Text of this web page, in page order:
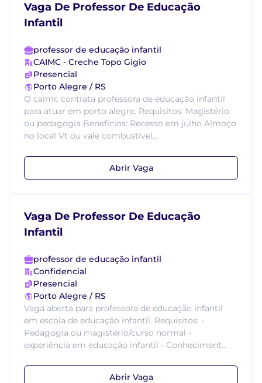
Vaga De Professor De Educação
Infantil
professor de educação infantil
CAIMC - Creche Topo Gigio
Presencial
Porto Alegre / RS
O caimc contrata professora de educação infantil
para atuar em porto alegre. Requisitos: Magistério
ou pedagogia Benefícios: Recesso em julho Almoço
no local Vt ou vale combustível...
Abrir Vaga
Vaga De Professor De Educação
Infantil
professor de educação infantil
Confidencial
Presencial
Porto Alegre / RS
Vaga aberta para professora de educação infantil
em escola de educação infantil. Requisitos: -
Pedagogia ou magistério/curso normal -
experiência em educação infantil - Conheciment...
Abrir Vaga